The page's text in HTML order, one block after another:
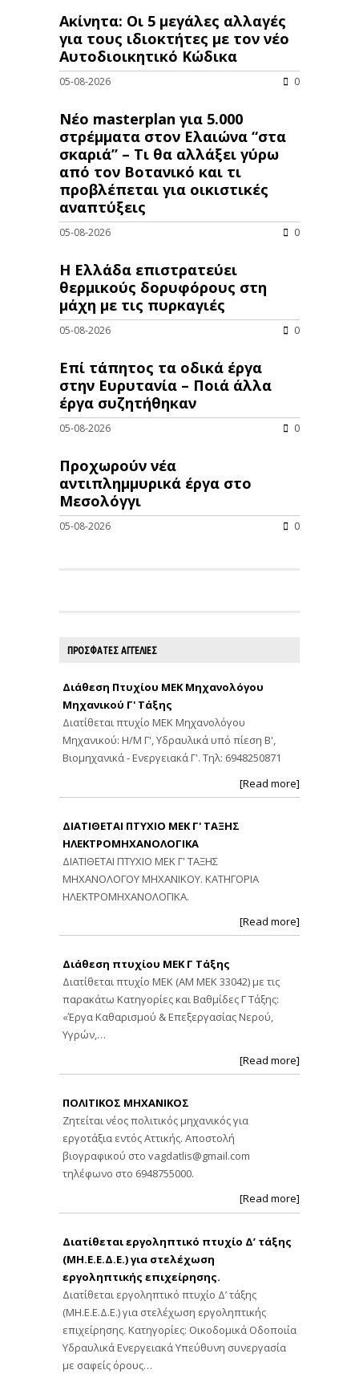
Ακίνητα: Οι 5 μεγάλες αλλαγές
για τους ιδιοκτήτες με τον νέο
Αυτοδιοικητικό Κώδικα
05-08-2026 0
Νέο masterplan για 5.000
στρέμματα στον Ελαιώνα “στα
σκαριά” – Τι θα αλλάξει γύρω
από τον Βοτανικό και τι
προβλέπεται για οικιστικές
αναπτύξεις
05-08-2026 0
Η Ελλάδα επιστρατεύει
θερμικούς δορυφόρους στη
μάχη με τις πυρκαγιές
05-08-2026 0
Επί τάπητος τα οδικά έργα
στην Ευρυτανία – Ποιά άλλα
έργα συζητήθηκαν
05-08-2026 0
Προχωρούν νέα
αντιπλημμυρικά έργα στο
Μεσολόγγι
05-08-2026 0
ΠΡΟΣΦΑΤΕΣ ΑΓΓΕΛΙΕΣ
Διάθεση Πτυχίου ΜΕΚ Μηχανολόγου
Μηχανικού Γ' Τάξης
Διατίθεται πτυχίο ΜΕΚ Μηχανολόγου
Μηχανικού: Η/Μ Γ', Υδραυλικά υπό πίεση Β',
Βιομηχανικά - Ενεργειακά Γ'. Τηλ: 6948250871
[Read more]
ΔΙΑΤΙΘΕΤΑΙ ΠΤΥΧΙΟ ΜΕΚ Γ' ΤΑΞΗΣ
ΗΛΕΚΤΡΟΜΗΧΑΝΟΛΟΓΙΚΑ
ΔΙΑΤΙΘΕΤΑΙ ΠΤΥΧΙΟ ΜΕΚ Γ' ΤΑΞΗΣ
ΜΗΧΑΝΟΛΟΓΟΥ ΜΗΧΑΝΙΚΟΥ. ΚΑΤΗΓΟΡΙΑ
ΗΛΕΚΤΡΟΜΗΧΑΝΟΛΟΓΙΚΑ.
[Read more]
Διάθεση πτυχίου ΜΕΚ Γ Τάξης
Διατίθεται πτυχίο ΜΕΚ (ΑΜ ΜΕΚ 33042) με τις
παρακάτω Κατηγορίες και Βαθμίδες Γ Τάξης:
«Έργα Καθαρισμού & Επεξεργασίας Νερού,
Υγρών,…
[Read more]
ΠΟΛΙΤΙΚΟΣ ΜΗΧΑΝΙΚΟΣ
Ζητείται νέος πολιτικός μηχανικός για
εργοτάξια εντός Αττικής. Αποστολή
βιογραφικού στο vagdatlis@gmail.com
τηλέφωνο στο 6948755000.
[Read more]
Διατίθεται εργοληπτικό πτυχίο Δ’ τάξης
(ΜΗ.Ε.Ε.Δ.Ε.) για στελέχωση
εργοληπτικής επιχείρησης.
Διατίθεται εργοληπτικό πτυχίο Δ’ τάξης
(ΜΗ.Ε.Ε.Δ.Ε.) για στελέχωση εργοληπτικής
επιχείρησης. Κατηγορίες: Οικοδομικά Οδοποιία
Υδραυλικά Ενεργειακά Υπεύθυνη συνεργασία
με σαφείς όρους…